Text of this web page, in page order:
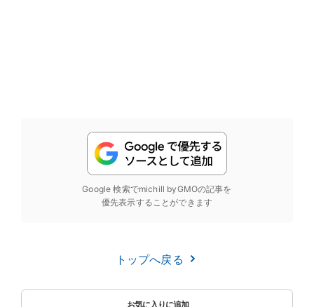
Google 検索でmichill byGMOの記事を
優先表示することができます
トップへ戻る